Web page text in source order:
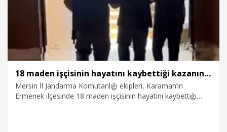
18 maden işçisinin hayatını kaybettiği kazanın hükümlüsü 8 yıl sonra yakalandı
Mersin İl Jandarma Komutanlığı ekipleri, Karaman’ın
Ermenek ilçesinde 18 maden işçisinin hayatını kaybettiği